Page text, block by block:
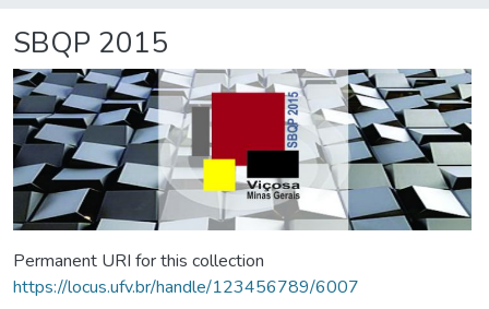
SBQP 2015
Permanent URI for this collection
https://locus.ufv.br/handle/123456789/6007